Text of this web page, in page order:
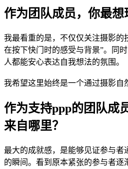
作为团队成员，你最想
我最看重的是，不仅仅关注摄影的
在按下快门时的感受与背景”。同
人都能安心表达自我想法的氛围。
我希望这里始终是一个通过摄影自
作为支持ppp的团队成
来自哪里？
最大的成就感，是能够见证参与者
的瞬间。看到原本紧张的参与者逐